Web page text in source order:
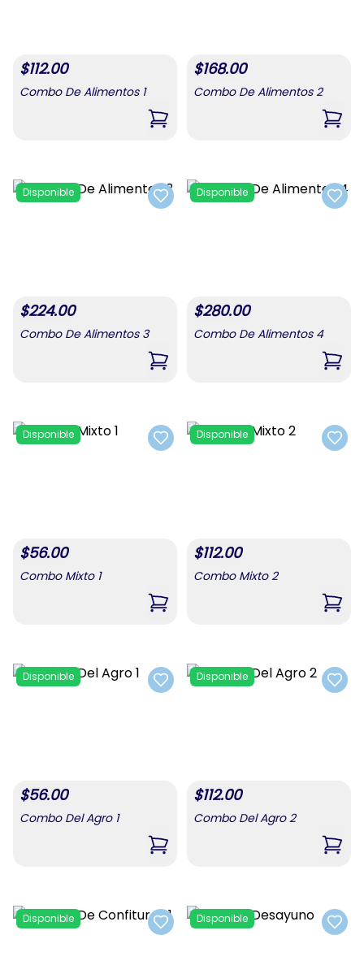
$112.00
Combo De Alimentos 1
,Combo De Alimentos 1
$168.00
Combo De Alimentos 2
,
Add to favorites
Disponible
$224.00
Combo De Alimentos 3
,Combo De Alimentos 3
Add
Disponible
$280.00
Combo De Alimentos 4
,
Add to favorites
Disponible
$56.00
Combo Mixto 1
,Combo Mixto 1
Add
Disponible
$112.00
Combo Mixto 2
,
Add to favorites
Disponible
$56.00
Combo Del Agro 1
,Combo Del Agro 1
Add
Disponible
$112.00
Combo Del Agro 2
,
Add to favorites
Disponible
Add
Disponible